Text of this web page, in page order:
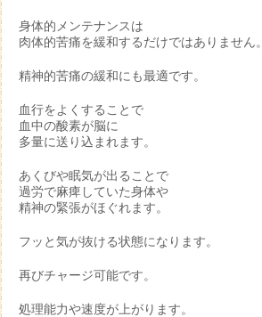
身体的メンテナンスは
肉体的苦痛を緩和するだけではありません。
精神的苦痛の緩和にも最適です。
血行をよくすることで
血中の酸素が脳に
多量に送り込まれます。
あくびや眠気が出ることで
過労で麻痺していた身体や
精神の緊張がほぐれます。
フッと気が抜ける状態になります。
再びチャージ可能です。
処理能力や速度が上がります。